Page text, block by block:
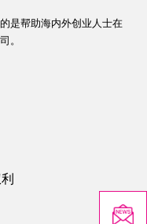
是帮助海内外创业人士在
。